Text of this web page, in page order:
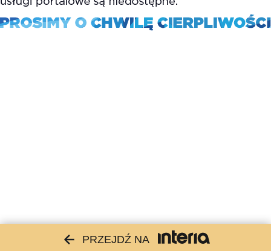
PRZEJDŹ NA